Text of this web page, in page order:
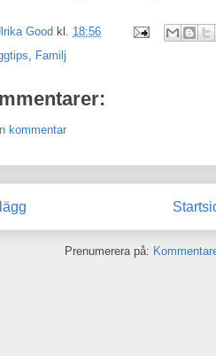
Good kl. 18:56
, Familj
kommentar
Prenumerera på: